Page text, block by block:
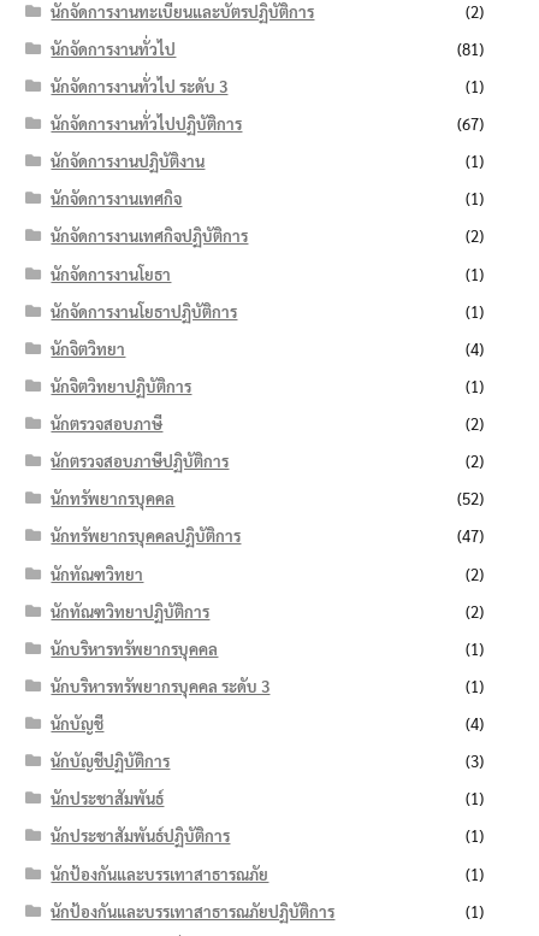
นักจัดการงานทะเบียนและบัตรปฏิบัติการ
(2)
นักจัดการงานทั่วไป
(81)
นักจัดการงานทั่วไป ระดับ 3
(1)
นักจัดการงานทั่วไปปฏิบัติการ
(67)
นักจัดการงานปฏิบัติงาน
(1)
นักจัดการงานเทศกิจ
(1)
นักจัดการงานเทศกิจปฏิบัติการ
(2)
นักจัดการงานโยธา
(1)
นักจัดการงานโยธาปฏิบัติการ
(1)
นักจิตวิทยา
(4)
นักจิตวิทยาปฏิบัติการ
(1)
นักตรวจสอบภาษี
(2)
นักตรวจสอบภาษีปฏิบัติการ
(2)
นักทรัพยากรบุคคล
(52)
นักทรัพยากรบุคคลปฏิบัติการ
(47)
นักทัณฑวิทยา
(2)
นักทัณฑวิทยาปฏิบัติการ
(2)
นักบริหารทรัพยากรบุคคล
(1)
นักบริหารทรัพยากรบุคคล ระดับ 3
(1)
นักบัญชี
(4)
นักบัญชีปฏิบัติการ
(3)
นักประชาสัมพันธ์
(1)
นักประชาสัมพันธ์ปฏิบัติการ
(1)
นักป้องกันและบรรเทาสาธารณภัย
(1)
นักป้องกันและบรรเทาสาธารณภัยปฏิบัติการ
(1)